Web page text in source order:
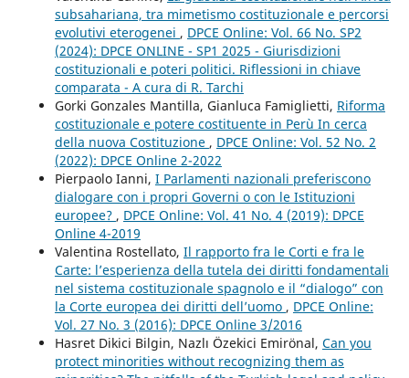
subsahariana, tra mimetismo costituzionale e percorsi
evolutivi eterogenei , DPCE Online: Vol. 66 No. SP2
(2024): DPCE ONLINE - SP1 2025 - Giurisdizioni
costituzionali e poteri politici. Riflessioni in chiave
comparata - A cura di R. Tarchi
Gorki Gonzales Mantilla, Gianluca Famiglietti, Riforma
costituzionale e potere costituente in Perù In cerca
della nuova Costituzione , DPCE Online: Vol. 52 No. 2
(2022): DPCE Online 2-2022
Pierpaolo Ianni, I Parlamenti nazionali preferiscono
dialogare con i propri Governi o con le Istituzioni
europee? , DPCE Online: Vol. 41 No. 4 (2019): DPCE
Online 4-2019
Valentina Rostellato, Il rapporto fra le Corti e fra le
Carte: l’esperienza della tutela dei diritti fondamentali
nel sistema costituzionale spagnolo e il “dialogo” con
la Corte europea dei diritti dell’uomo , DPCE Online:
Vol. 27 No. 3 (2016): DPCE Online 3/2016
Hasret Dikici Bilgin, Nazlı Özekici Emirönal, Can you
protect minorities without recognizing them as